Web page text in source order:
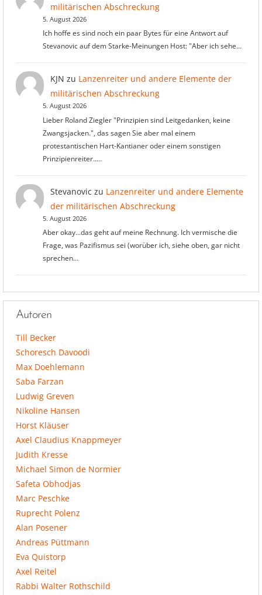
militärischen Abschreckung
5. August 2026
Ich hoffe es sind noch ein paar Bytes für eine Antwort auf
Stevanovic auf dem Starke-Meinungen Host: "Aber ich sehe…
KJN zu Lanzenreiter und andere Elemente der
militärischen Abschreckung
5. August 2026
Lieber Roland Ziegler "Prinzipien sind Leitgedanken, keine
Zwangsjacken.", das sagen Sie aber mal einem
protestantischen Hart-Kantianer oder einem sonstigen
Prinzipienreiter..…
Stevanovic zu Lanzenreiter und andere Elemente
der militärischen Abschreckung
5. August 2026
Aber okay...das geht auf meine Rechnung. Ich vermische die
Frage, was Pazifismus sei (worüber ich, siehe oben, gar nicht
sprechen…
Autoren
Till Becker
Schoresch Davoodi
Max Doehlemann
Saba Farzan
Ludwig Greven
Nikoline Hansen
Horst Kläuser
Axel Claudius Knappmeyer
Judith Kresse
Michael Simon de Normier
Safeta Obhodjas
Marc Peschke
Ruprecht Polenz
Alan Posener
Andreas Püttmann
Eva Quistorp
Axel Reitel
Rabbi Walter Rothschild